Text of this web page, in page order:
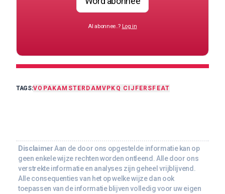
Al abonnee..? Log in
TAGS:VOPAKAMSTERDAMVPK Q CIJFERS FEAT
Disclaimer Aan de door ons opgestelde informatie kan op
geen enkele wijze rechten worden ontleend. Alle door ons
verstrekte informatie en analyses zijn geheel vrijblijvend.
Alle consequenties van het op welke wijze dan ook
toepassen van de informatie blijven volledig voor uw eigen